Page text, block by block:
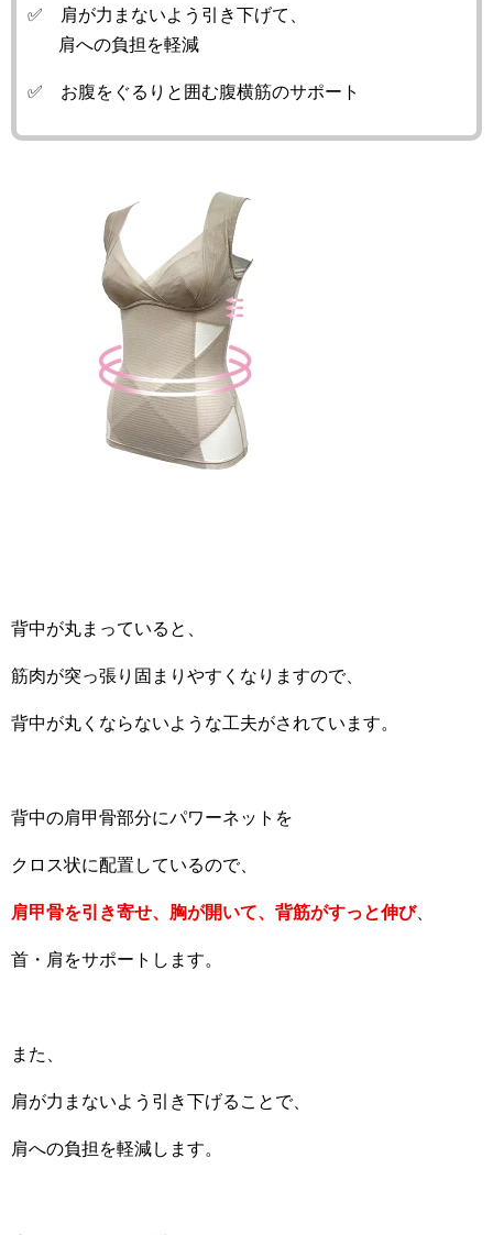
✅ 肩が力まないよう引き下げて、
肩への負担を軽減
✅ お腹をぐるりと囲む腹横筋のサポート
背中が丸まっていると、
筋肉が突っ張り固まりやすくなりますので、
背中が丸くならないような工夫がされています。
背中の肩甲骨部分にパワーネットを
クロス状に配置しているので、
肩甲骨を引き寄せ、胸が開いて、背筋がすっと伸び、
首・肩をサポートします。
また、
肩が力まないよう引き下げることで、
肩への負担を軽減します。